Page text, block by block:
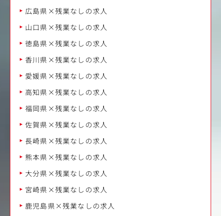
広島県×残業なしの求人
山口県×残業なしの求人
徳島県×残業なしの求人
香川県×残業なしの求人
愛媛県×残業なしの求人
高知県×残業なしの求人
福岡県×残業なしの求人
佐賀県×残業なしの求人
長崎県×残業なしの求人
熊本県×残業なしの求人
大分県×残業なしの求人
宮崎県×残業なしの求人
鹿児島県×残業なしの求人